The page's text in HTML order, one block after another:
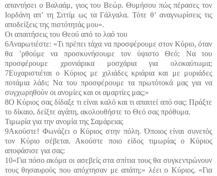
απαντήσει ο Βαλαάμ, γιος του Βεώρ. Θυμήσου πώς πέρασες τον
Ιορδάνη απ’ τη Σιττίμ ως τα Γάλγαλα. Τότε θ’ αναγνωρίσεις τις
αποδείξεις της πιστότητάς μου».
Οι απαιτήσεις του Θεού από το λαό του
6Αναρωτιέστε: «Τι πρέπει τάχα να προσφέρουμε στον Κύριο, όταν
θα ’ρθούμε να προσκυνήσουμε τον ύψιστο Θεό; Να του
προσφέρουμε χρονιάρικα μοσχάρια για ολοκαύτωμα;
7Ευχαριστιέται ο Κύριος με χιλιάδες κριάρια και με μυριάδες
ποτάμια λάδι; Να του προσφέρουμε τα πρωτότοκά μας για να
συγχωρηθούν οι ανομίες και οι αμαρτίες μας;»
8Ο Κύριος σας δίδαξε τι είναι καλό και τι απαιτεί από σας: Πράξτε
το δίκαιο, δείξτε αγάπη, ακολουθήστε το Θεό σας πρόθυμα.
Τιμωρία για την ανομία της Σαμάρειας
9Ακούστε! Φωνάζει ο Κύριος στην πόλη. Όποιος είναι συνετός
τον Κύριο σέβεται. Ακούστε ποιο είδος τιμωρίας ο Κύριος
αποφάσισε για σας:
10«Για πόσο ακόμα οι ασεβείς στα σπίτια τους θα συγκεντρώνουν
τους θησαυρούς που απόχτησαν με απάτη;» λέει ο Κύριος. «Για